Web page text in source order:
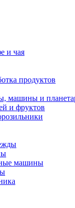
и чая
продуктов
машины и
и фруктов
машины